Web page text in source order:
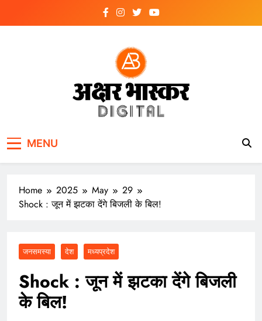
MENU
Home 2025 May
29
Shock : जून में झटका देंगे बिजली के बिल!
जनसमस्या देश मध्यप्रदेश
Shock : जून में झटका देंगे बिजली
के बिल!